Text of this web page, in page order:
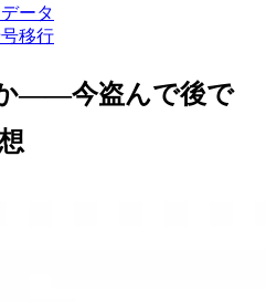
ータ
移行
——今盗んで後で